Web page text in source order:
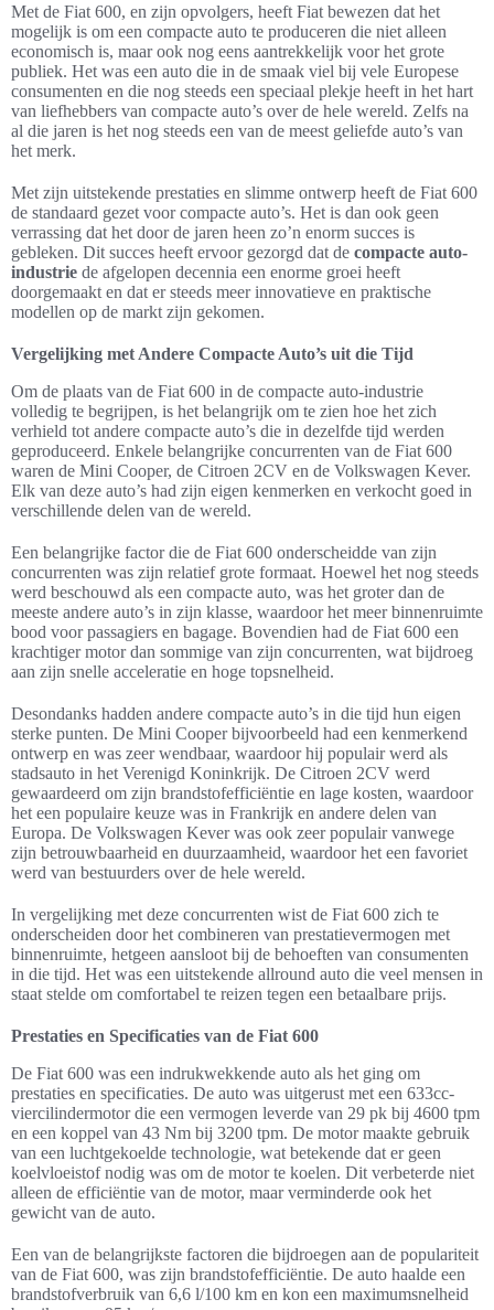
Met de Fiat 600, en zijn opvolgers, heeft Fiat bewezen dat het
mogelijk is om een compacte auto te produceren die niet alleen
economisch is, maar ook nog eens aantrekkelijk voor het grote
publiek. Het was een auto die in de smaak viel bij vele Europese
consumenten en die nog steeds een speciaal plekje heeft in het hart
van liefhebbers van compacte auto’s over de hele wereld. Zelfs na
al die jaren is het nog steeds een van de meest geliefde auto’s van
het merk.
Met zijn uitstekende prestaties en slimme ontwerp heeft de Fiat 600
de standaard gezet voor compacte auto’s. Het is dan ook geen
verrassing dat het door de jaren heen zo’n enorm succes is
gebleken. Dit succes heeft ervoor gezorgd dat de compacte auto-
industrie de afgelopen decennia een enorme groei heeft
doorgemaakt en dat er steeds meer innovatieve en praktische
modellen op de markt zijn gekomen.
Vergelijking met Andere Compacte Auto’s uit die Tijd
Om de plaats van de Fiat 600 in de compacte auto-industrie
volledig te begrijpen, is het belangrijk om te zien hoe het zich
verhield tot andere compacte auto’s die in dezelfde tijd werden
geproduceerd. Enkele belangrijke concurrenten van de Fiat 600
waren de Mini Cooper, de Citroen 2CV en de Volkswagen Kever.
Elk van deze auto’s had zijn eigen kenmerken en verkocht goed in
verschillende delen van de wereld.
Een belangrijke factor die de Fiat 600 onderscheidde van zijn
concurrenten was zijn relatief grote formaat. Hoewel het nog steeds
werd beschouwd als een compacte auto, was het groter dan de
meeste andere auto’s in zijn klasse, waardoor het meer binnenruimte
bood voor passagiers en bagage. Bovendien had de Fiat 600 een
krachtiger motor dan sommige van zijn concurrenten, wat bijdroeg
aan zijn snelle acceleratie en hoge topsnelheid.
Desondanks hadden andere compacte auto’s in die tijd hun eigen
sterke punten. De Mini Cooper bijvoorbeeld had een kenmerkend
ontwerp en was zeer wendbaar, waardoor hij populair werd als
stadsauto in het Verenigd Koninkrijk. De Citroen 2CV werd
gewaardeerd om zijn brandstofefficiëntie en lage kosten, waardoor
het een populaire keuze was in Frankrijk en andere delen van
Europa. De Volkswagen Kever was ook zeer populair vanwege
zijn betrouwbaarheid en duurzaamheid, waardoor het een favoriet
werd van bestuurders over de hele wereld.
In vergelijking met deze concurrenten wist de Fiat 600 zich te
onderscheiden door het combineren van prestatievermogen met
binnenruimte, hetgeen aansloot bij de behoeften van consumenten
in die tijd. Het was een uitstekende allround auto die veel mensen in
staat stelde om comfortabel te reizen tegen een betaalbare prijs.
Prestaties en Specificaties van de Fiat 600
De Fiat 600 was een indrukwekkende auto als het ging om
prestaties en specificaties. De auto was uitgerust met een 633cc-
viercilindermotor die een vermogen leverde van 29 pk bij 4600 tpm
en een koppel van 43 Nm bij 3200 tpm. De motor maakte gebruik
van een luchtgekoelde technologie, wat betekende dat er geen
koelvloeistof nodig was om de motor te koelen. Dit verbeterde niet
alleen de efficiëntie van de motor, maar verminderde ook het
gewicht van de auto.
Een van de belangrijkste factoren die bijdroegen aan de populariteit
van de Fiat 600, was zijn brandstofefficiëntie. De auto haalde een
brandstofverbruik van 6,6 l/100 km en kon een maximumsnelheid